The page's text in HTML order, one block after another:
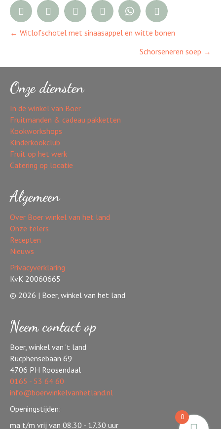
Posts
← Witlofschotel met sinaasappel en witte bonen
Schorseneren soep →
Onze diensten
In de winkel van Boer
Fruitmanden & cadeau pakketten
Kookworkshops
Kinderkookclub
Fruit op het werk
Catering op locatie
Algemeen
Over Boer winkel van het land
Onze telers
Recepten
Nieuws
Privacyverklaring
KvK 20060665
© 2026 | Boer, winkel van het land
Neem contact op
Boer, winkel van 't land
Rucphensebaan 69
4706 PH Roosendaal
0165 - 53 64 60
info@boerwinkelvanhetland.nl
Openingstijden:
ma t/m vrij van 08.30 - 17.30 uur
0